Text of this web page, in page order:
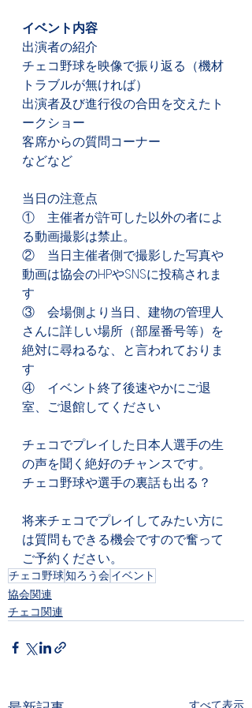
イベント内容
出演者の紹介
チェコ野球を映像で振り返る（機材
トラブルが無ければ）
出演者及び進行役の合田を交えたト
ークショー
客席からの質問コーナー
などなど
当日の注意点
①　主催者が許可した以外の者によ
る動画撮影は禁止。
②　当日主催者側で撮影した写真や
動画は協会のHPやSNSに投稿されま
す
③　会場側より当日、建物の管理人
さんに詳しい場所（部屋番号等）を
絶対に尋ねるな、と言われておりま
す
④　イベント終了後速やかにご退
室、ご退館してください
チェコでプレイした日本人選手の生
の声を聞く絶好のチャンスです。
チェコ野球や選手の裏話も出る？
将来チェコでプレイしてみたい方に
は質問もできる機会ですので奮って
ご予約ください。
チェコ野球知ろう会イベント
協会関連
チェコ関連
すべて表示